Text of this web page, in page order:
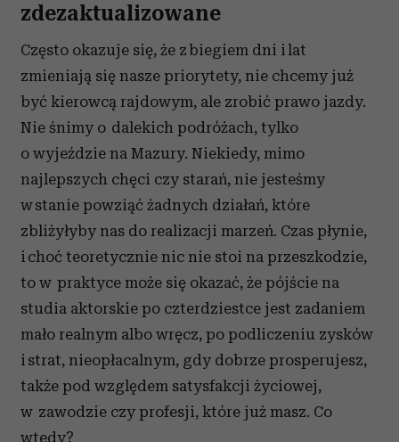
zdezaktualizowane
Często okazuje się, że z biegiem dni i lat
zmieniają się nasze priorytety, nie chcemy już
być kierowcą rajdowym, ale zrobić prawo jazdy.
Nie śnimy o dalekich podróżach, tylko
o wyjeździe na Mazury. Niekiedy, mimo
najlepszych chęci czy starań, nie jesteśmy
w stanie powziąć żadnych działań, które
zbliżyłyby nas do realizacji marzeń. Czas płynie,
i choć teoretycznie nic nie stoi na przeszkodzie,
to w praktyce może się okazać, że pójście na
studia aktorskie po czterdziestce jest zadaniem
mało realnym albo wręcz, po podliczeniu zysków
i strat, nieopłacalnym, gdy dobrze prosperujesz,
także pod względem satysfakcji życiowej,
w zawodzie czy profesji, które już masz. Co
wtedy?